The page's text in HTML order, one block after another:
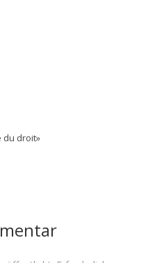
du droit»